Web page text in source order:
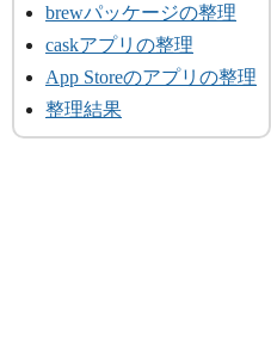
brewパッケージの整理
caskアプリの整理
App Storeのアプリの整理
整理結果